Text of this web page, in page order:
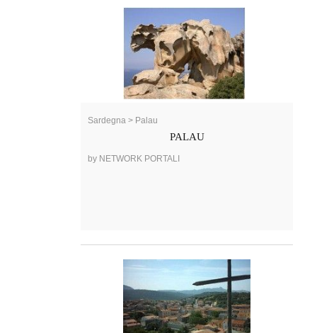
Sardegna > Palau
PALAU
by NETWORK PORTALI